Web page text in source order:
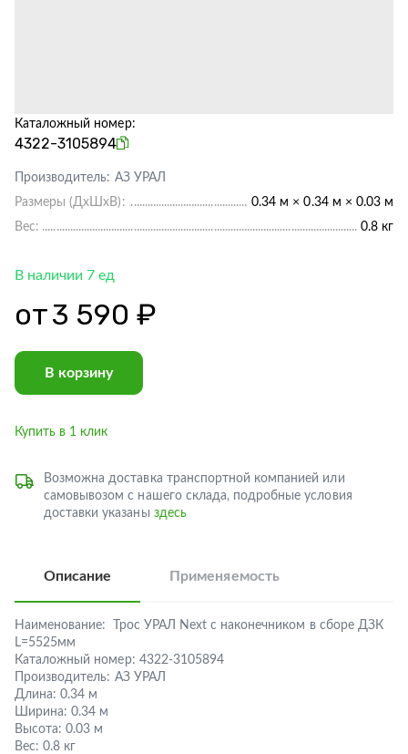
Каталожный номер:
4322-3105894
Производитель: АЗ УРАЛ
Размеры (ДхШхВ):
0.34 м × 0.34 м × 0.03 м
Вес:
0.8 кг
В наличии 7 ед
от3 590 ₽
В корзину
Купить в 1 клик
Возможна доставка транспортной компанией или
самовывозом с нашего склада, подробные условия
доставки указаны здесь
Описание Применяемость
Наименование:
Трос УРАЛ Next с наконечником в сборе ДЗК
L=5525мм
Каталожный номер: 4322-3105894
Производитель: АЗ УРАЛ
Длина: 0.34 м
Ширина: 0.34 м
Высота: 0.03 м
Вес: 0.8 кг